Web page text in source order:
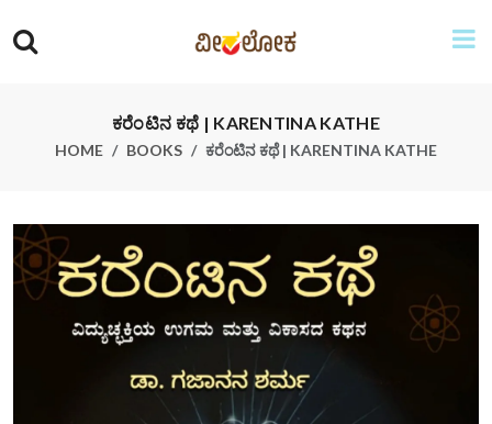
ಕರೆಂಟಿನ ಕಥೆ | KARENTINA KATHE
HOME BOOKS ಕರೆಂಟಿನ ಕಥೆ | KARENTINA KATHE